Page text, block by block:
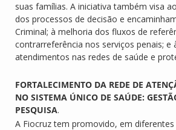
suas famílias. A iniciativa também visa
dos processos de decisão e
Criminal; à melhoria dos fluxos de
contrarreferência nos serviços penais; e
atendimentos nas redes de saúde e
FORTALECIMENTO DA REDE DE
NO SISTEMA ÚNICO DE SAÚDE:
PESQUISA.
A Fiocruz tem promovido, em